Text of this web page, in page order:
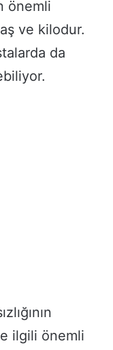
önemli
ve kilodur.
da
ilgili önemli